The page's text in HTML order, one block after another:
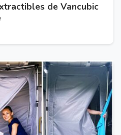
de Vancubic